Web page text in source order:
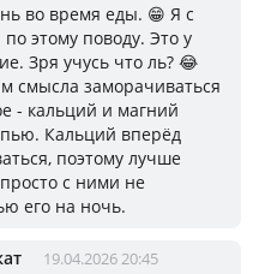
во время еды. 😁 Я с
этому поводу. Это у
Зря учусь что ль? 😂
смысла заморачиваться
- кальций и магний
Кальций вперёд
поэтому лучше
с ними не
его на ночь.
19.04.2026 20:45